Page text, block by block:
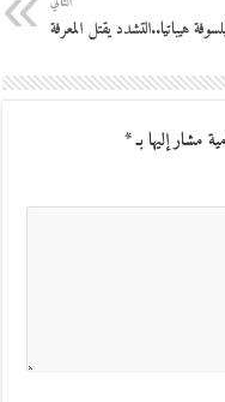
هيباتيا..التشدد يقتل المعرفة
مشار إليها بـ*